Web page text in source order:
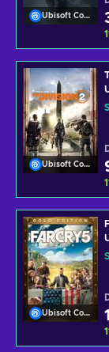
Ubisoft Connect
Ubisoft Connect
Ubisoft Connect